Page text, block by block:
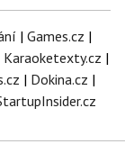
| Games.cz |
Karaoketexty.cz |
| Dokina.cz |